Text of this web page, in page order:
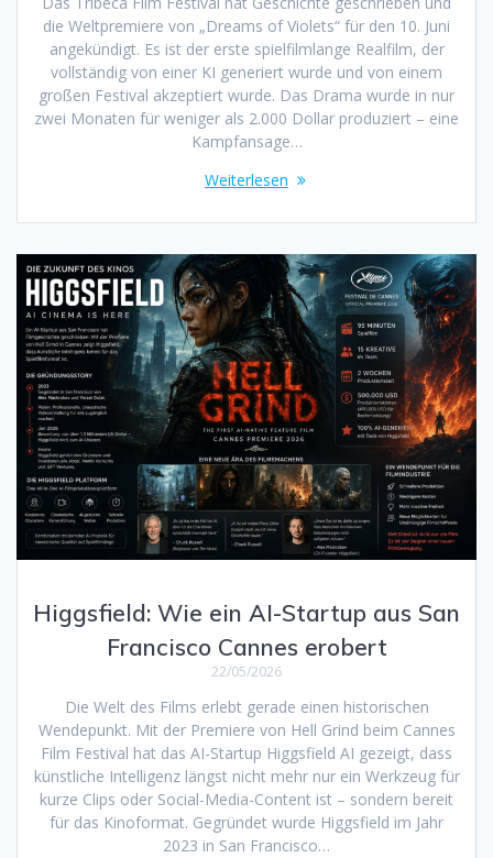
die Weltpremiere von „Dreams of Violets“ für den 10. Juni
angekündigt. Es ist der erste spielfilmlange Realfilm, der
vollständig von einer KI generiert wurde und von einem
großen Festival akzeptiert wurde. Das Drama wurde in nur
zwei Monaten für weniger als 2.000 Dollar produziert – eine
Kampfansage…
Weiterlesen
Higgsfield: Wie ein AI-Startup aus San
Francisco Cannes erobert
22/05/2026
Die Welt des Films erlebt gerade einen historischen
Wendepunkt. Mit der Premiere von Hell Grind beim Cannes
Film Festival hat das AI-Startup Higgsfield AI gezeigt, dass
künstliche Intelligenz längst nicht mehr nur ein Werkzeug für
kurze Clips oder Social-Media-Content ist – sondern bereit
für das Kinoformat. Gegründet wurde Higgsfield im Jahr
2023 in San Francisco…